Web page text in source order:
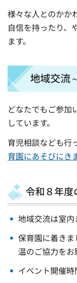
様々な人とのかか
自信を持ったり、
ます。
地域交流
どなたでもご参加
しています。
育児相談なども行
育園にあそびに
令和８年度
地域交流は室内
保育園に着き
温のご協力をお
イベント開催